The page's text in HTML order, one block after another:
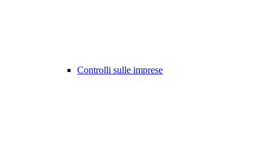
Controlli sulle imprese